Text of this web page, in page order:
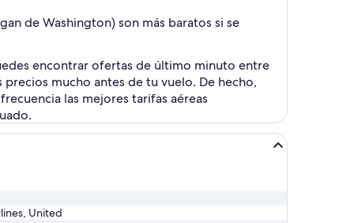
de Washington) son más baratos si se
encontrar ofertas de último minuto entre
mucho antes de tu vuelo. De hecho,
las mejores tarifas aéreas
United